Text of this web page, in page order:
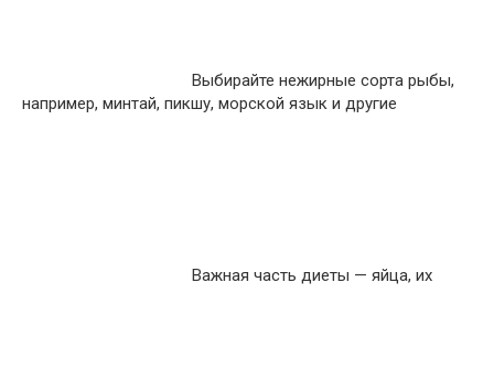
Выбирайте нежирные сорта рыбы,
например, минтай, пикшу, морской язык и другие
Важная часть диеты — яйца, их